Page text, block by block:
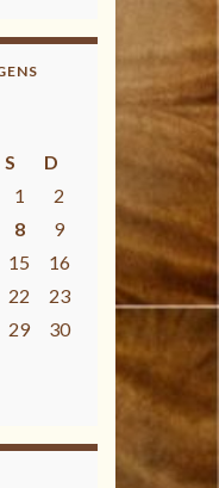
S
D
1
2
8
9
15
16
22
23
29
30